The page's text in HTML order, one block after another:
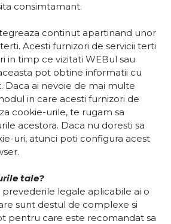
consimtamant.
continut apartinand unor
Acesti furnizori de servicii terti
in timp ce vizitati WEBul sau
pot obtine informatii cu
Daca ai nevoie de mai multe
in care acesti furnizori de
cookie-urile, te rugam sa
acestora. Daca nu doresti sa
uri, atunci poti configura acest
tale?
legale aplicabile ai o
sunt destul de complexe si
pentru care este recomandat sa